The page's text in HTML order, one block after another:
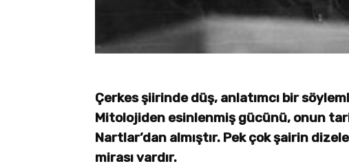
Çerkes şiirinde düş, anlatımcı bir
Mitolojiden esinlenmiş gücünü, onun
Nartlar’dan almıştır. Pek çok şairin
mirası vardır.